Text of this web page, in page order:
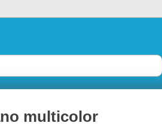
multicolor